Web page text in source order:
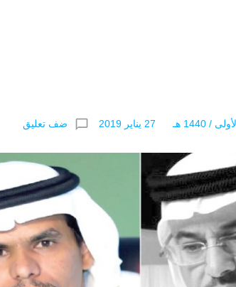
chat_bubble_outline ضف تعليق